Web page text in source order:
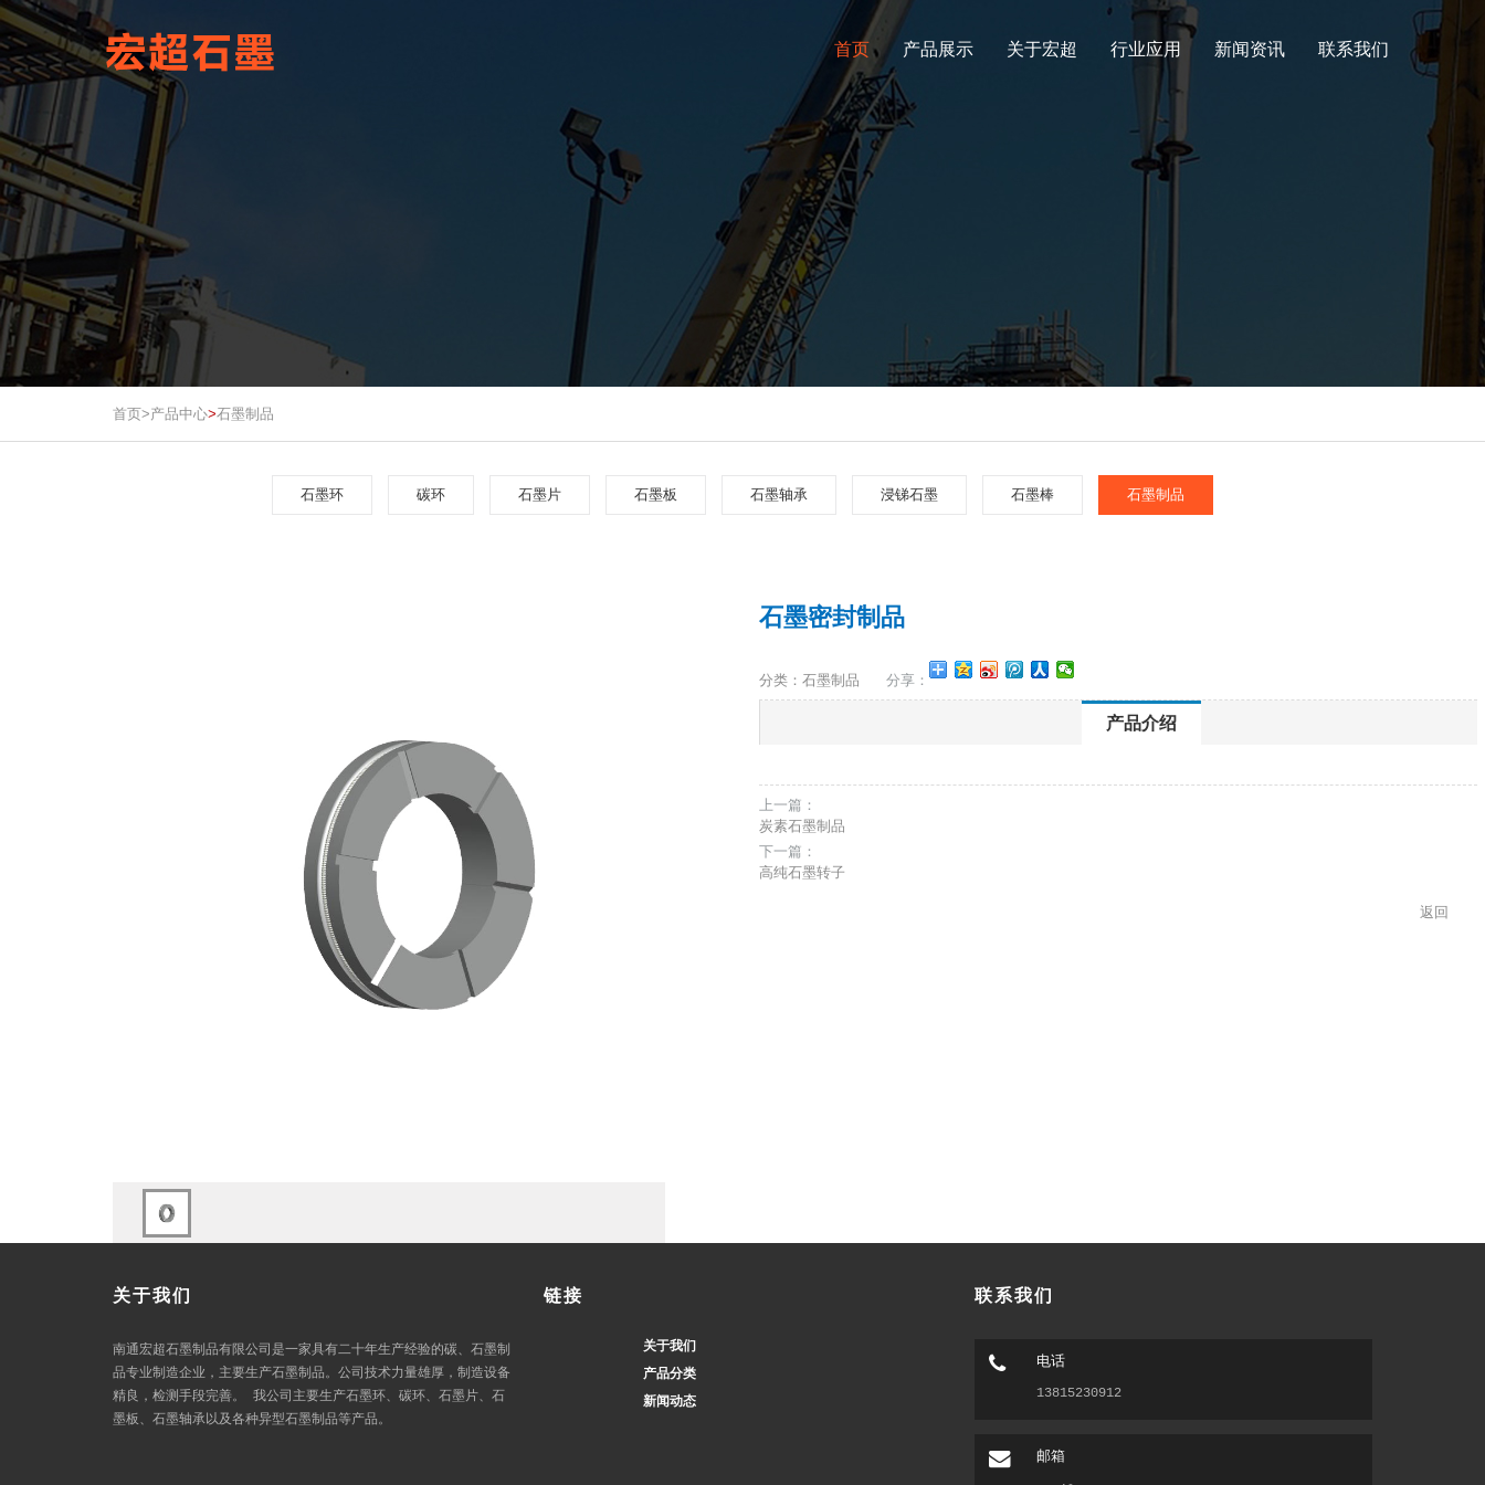
首页 产品展示 关于宏超 行业应用 新闻资讯 联系我们
首页>产品中心>石墨制品
石墨环 碳环 石墨片 石墨板 石墨轴承 浸锑石墨 石墨棒 石墨制品
石墨密封制品
分类：石墨制品 分享：
产品介绍
上一篇：
炭素石墨制品
下一篇：
高纯石墨转子
返回
关于我们
南通宏超石墨制品有限公司是一家具有二十年生产经验的碳、石墨制
品专业制造企业，主要生产石墨制品。公司技术力量雄厚，制造设备
精良，检测手段完善。 我公司主要生产石墨环、碳环、石墨片、石
墨板、石墨轴承以及各种异型石墨制品等产品。
链接
关于我们
产品分类
新闻动态
联系我们
电话
13815230912
邮箱